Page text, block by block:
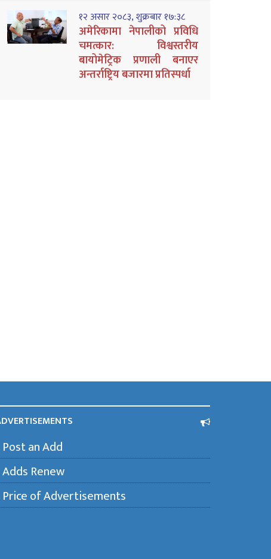
१२ असार २०८३, शुक्रबार १७:३८
अमेरिकामा नेपालीको प्रविधि
चमत्कार: विश्वस्तरीय
बायोमेट्रिक प्रणाली बनाएर
अन्तर्राष्ट्रिय बजारमा प्रतिस्पर्धा
Post an Add
Adds Renew
Price of Advertisements